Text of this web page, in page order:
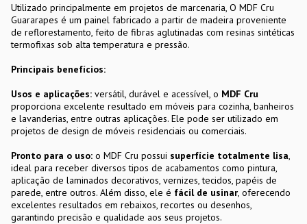
Utilizado principalmente em projetos de marcenaria, O MDF Cru
Guararapes é um painel fabricado a partir de madeira proveniente
de reflorestamento, feito de fibras aglutinadas com resinas sintéticas
termofixas sob alta temperatura e pressão.
Principais benefícios:
Usos e aplicações: versátil, durável e acessível, o MDF Cru
proporciona excelente resultado em móveis para cozinha, banheiros
e lavanderias, entre outras aplicações. Ele pode ser utilizado em
projetos de design de móveis residenciais ou comerciais.
Pronto para o uso: o MDF Cru possui superfície totalmente lisa,
ideal para receber diversos tipos de acabamentos como pintura,
aplicação de laminados decorativos, vernizes, tecidos, papéis de
parede, entre outros. Além disso, ele é fácil de usinar, oferecendo
excelentes resultados em rebaixos, recortes ou desenhos,
garantindo precisão e qualidade aos seus projetos.